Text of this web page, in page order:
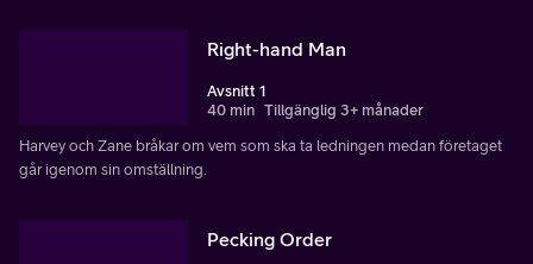
Right-hand Man
Avsnitt 1
40 min Tillgänglig 3+ månader
Harvey och Zane bråkar om vem som ska ta ledningen medan företaget
går igenom sin omställning.
Pecking Order